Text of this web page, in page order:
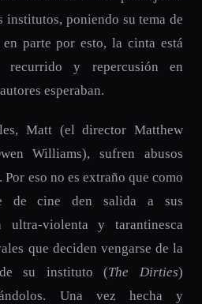
institutos, poniendo su tema de
parte por esto, la cinta está
recurrido y repercusión en
esperaban.
Matt (el director Matthew
Williams), sufren abusos
eso no es extraño que como
de cine den salida a sus
ultra-violenta y tarantinesca
que deciden vengarse de la
su instituto (The Dirties)
Una vez hecha y